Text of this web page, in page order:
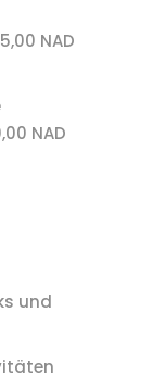
NAD
NAD
und